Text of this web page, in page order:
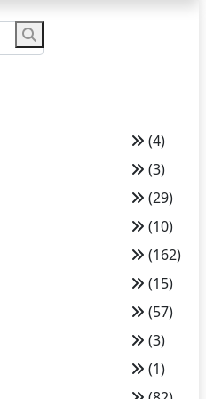
(4)
(3)
(29)
(10)
(162)
(15)
(57)
(3)
(1)